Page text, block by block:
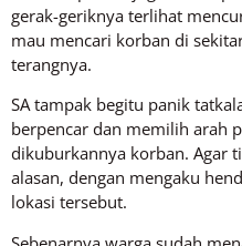
gerak-geriknya terlihat
mau mencari korban di
terangnya.
SA tampak begitu panik
berpencar dan memilih arah
dikuburkannya korban. Agar
alasan, dengan mengaku
lokasi tersebut.